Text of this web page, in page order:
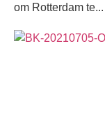
om Rotterdam te...